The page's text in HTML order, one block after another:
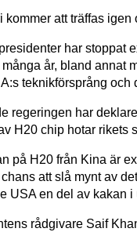
kommer att träffas igen
har stoppat
år, bland annat
teknikförsprång och
regeringen har
H20 chip hotar rikets
på H20 från Kina är
att slå mynt av
USA en del av kakan
rådgivare Saif